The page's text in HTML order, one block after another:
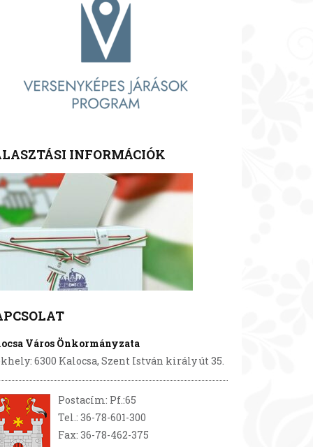
INFORMÁCIÓK
Város Önkormányzata
6300 Kalocsa, Szent István király út 35.
Postacím: Pf.:65
Tel.: 36-78-601-300
Fax: 36-78-462-375